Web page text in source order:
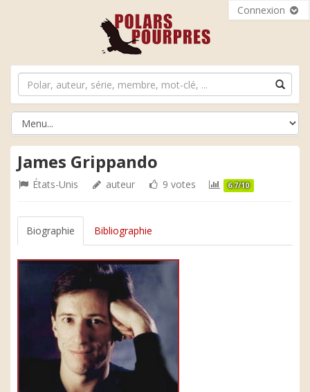
Connexion
James Grippando
États-Unis auteur 9 votes 6.7/10
Biographie Bibliographie